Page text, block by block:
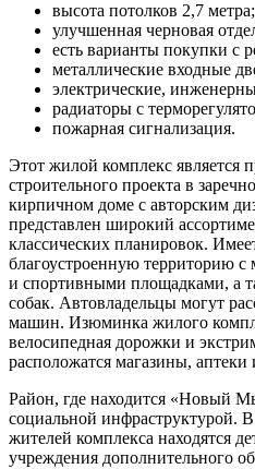
высота потолков 2,7 метра;
улучшенная черновая
есть варианты покупки с
металлические входные
электрические,
радиаторы с
пожарная сигнализация.
Этот жилой комплекс является
строительного проекта в
кирпичном доме с авторским
представлен широкий
классических планировок.
благоустроенную территорию с
и спортивными площадками, а
собак. Автовладельцы могут
машин. Изюминка жилого
велосипедная дорожки и
расположатся магазины,
Район, где находится «Новый
социальной инфраструктурой.
жителей комплекса находятся
учреждения дополнительного